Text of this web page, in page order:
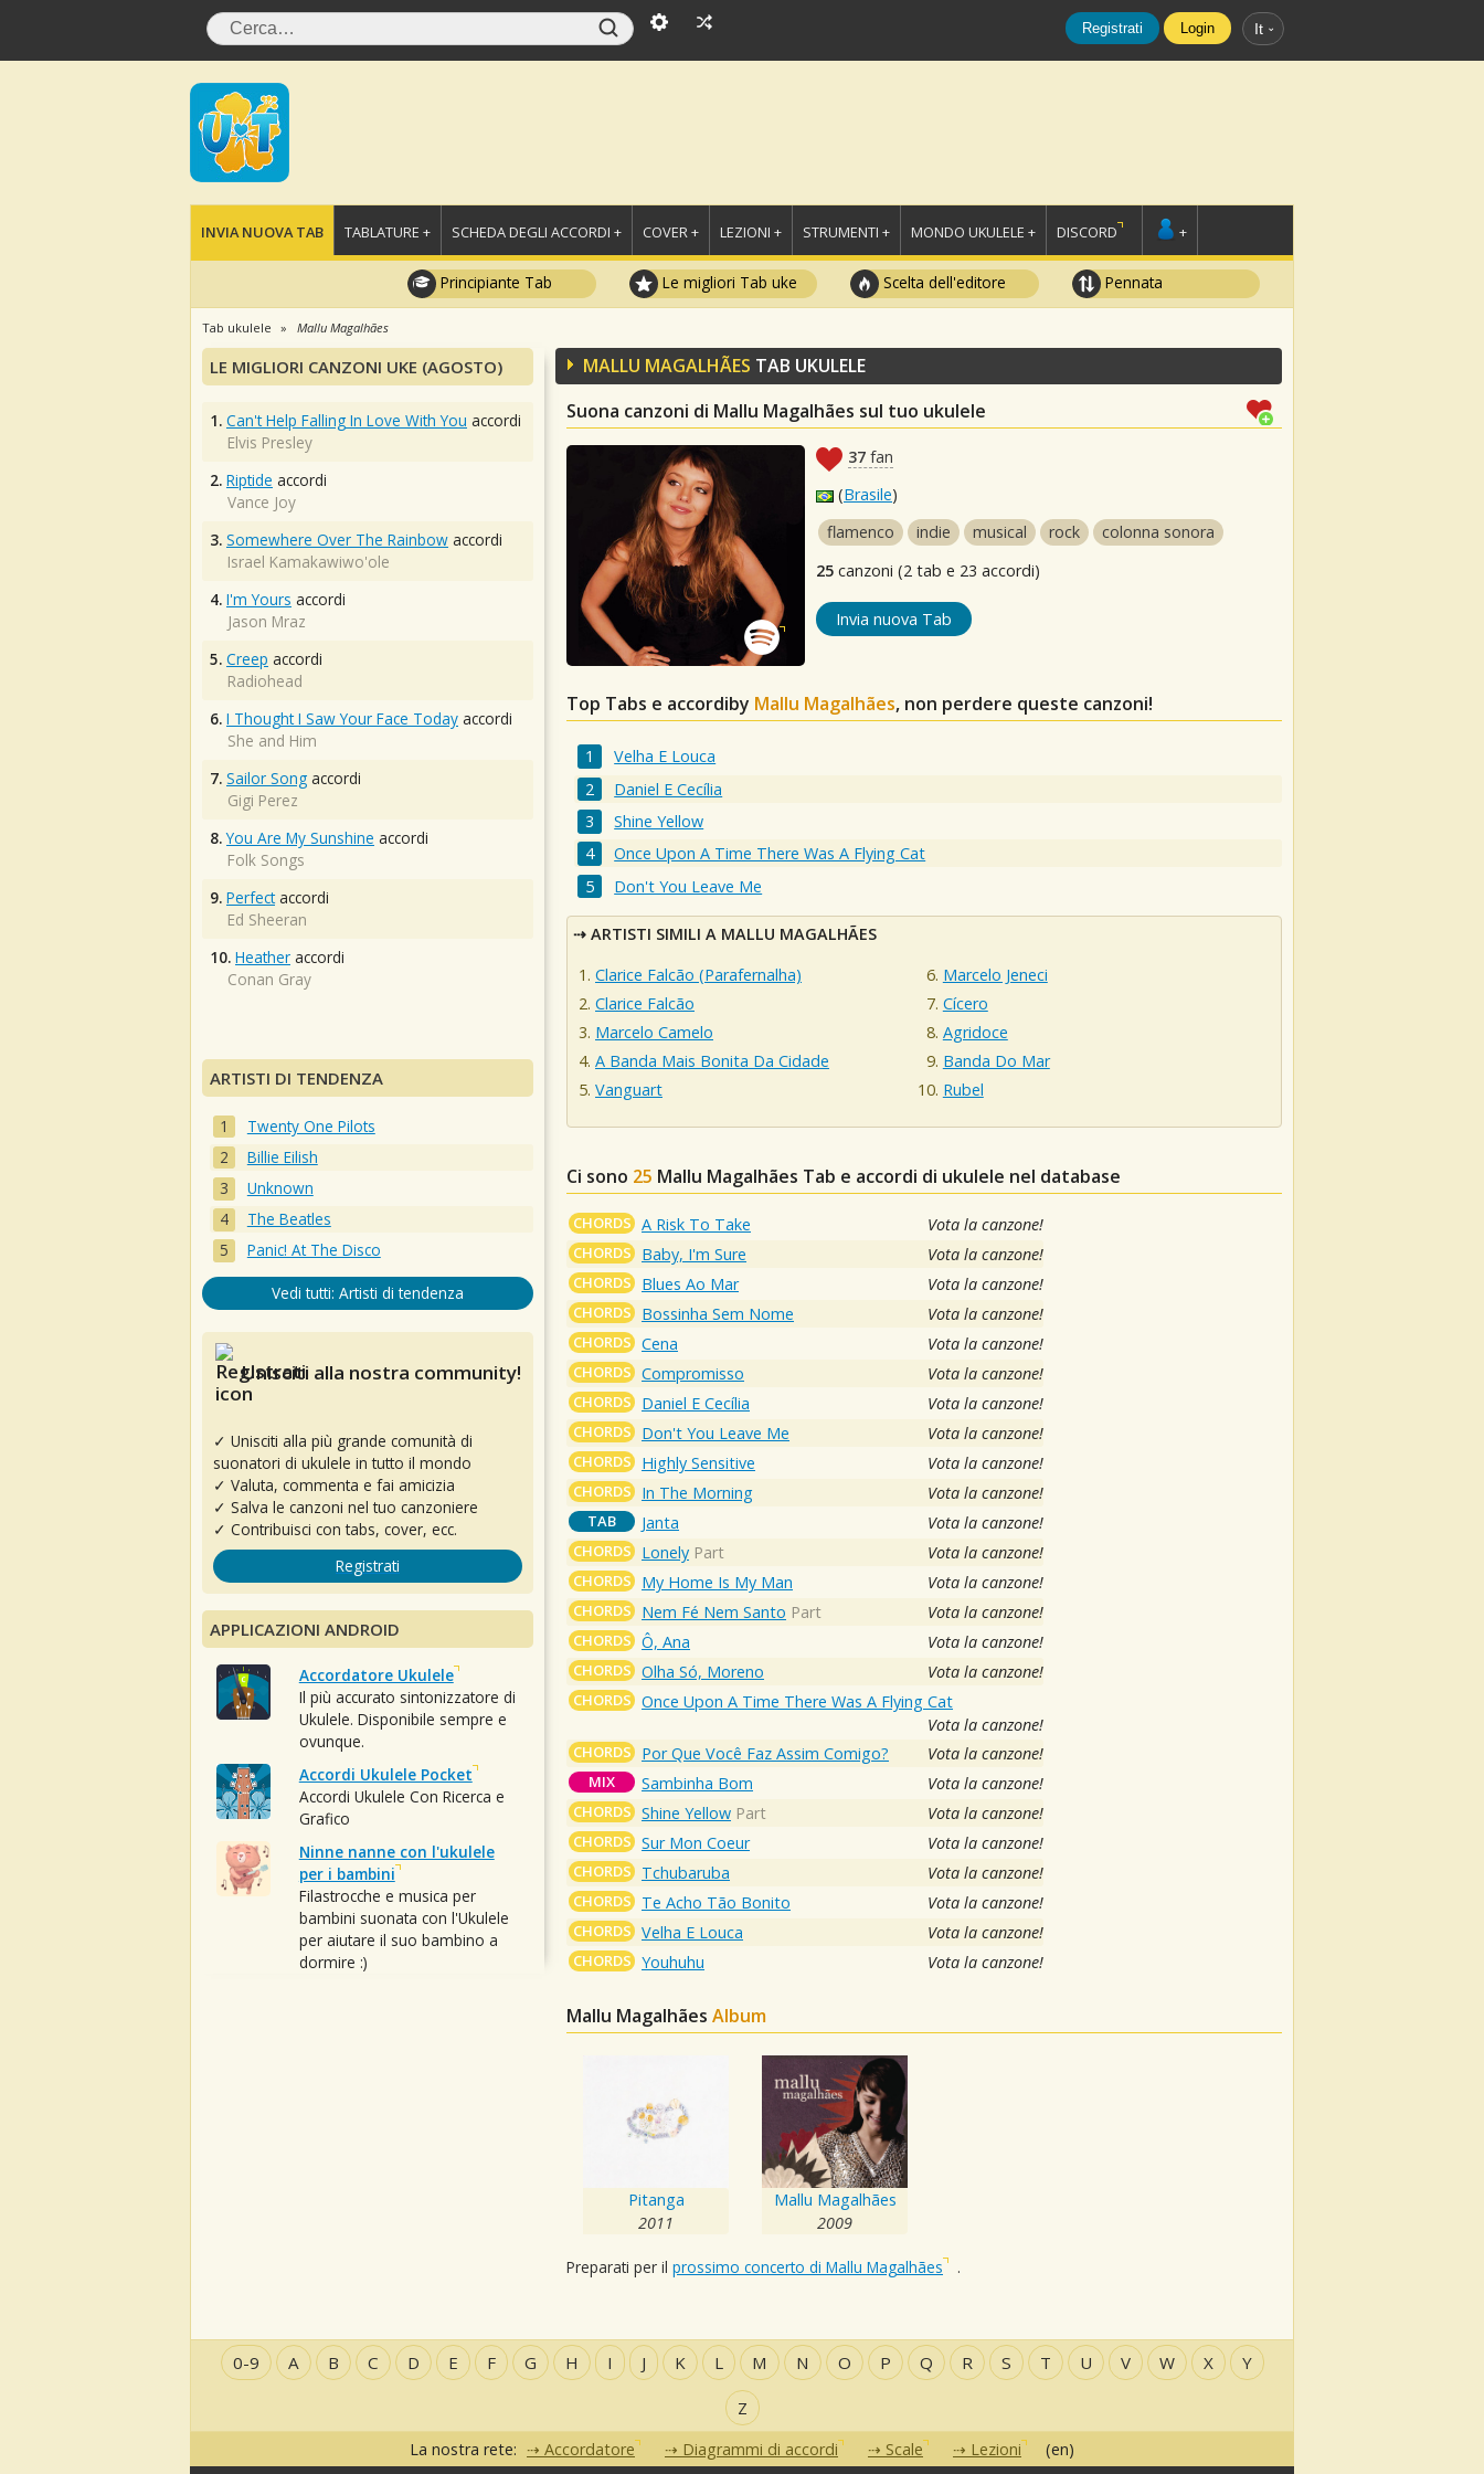
Registrati Login It
INVIA NUOVA TAB TABLATURE + SCHEDA DEGLI ACCORDI + COVER + LEZIONI + STRUMENTI + MONDO UKULELE + DISCORD +
Principiante Tab Le migliori Tab uke Scelta dell'editore Pennata
Tab ukulele Mallu Magalhães
MALLU MAGALHÃES TAB UKULELE
Suona canzoni di Mallu Magalhães sul tuo ukulele
37 fan
(Brasile)
flamenco
indie musical rock
colonna sonora
25 canzoni (2 tab e 23 accordi)
Invia nuova Tab
Top Tabs e accordiby Mallu Magalhães, non perdere queste canzoni!
Velha E Louca
Daniel E Cecília
Shine Yellow
Once Upon A Time There Was A Flying Cat
Don't You Leave Me
ARTISTI SIMILI A MALLU MAGALHÃES
Clarice Falcão (Parafernalha)
Clarice Falcão
Marcelo Camelo
A Banda Mais Bonita Da Cidade
Vanguart
Marcelo Jeneci
Cícero
Agridoce
Banda Do Mar
Rubel
Ci sono 25 Mallu Magalhães Tab e accordi di ukulele nel database
CHORDS A Risk To Take Vota la canzone!
CHORDS Baby, I'm Sure Vota la canzone!
CHORDS Blues Ao Mar Vota la canzone!
CHORDS Bossinha Sem Nome Vota la canzone!
CHORDS Cena Vota la canzone!
CHORDS Compromisso Vota la canzone!
CHORDS Daniel E Cecília Vota la canzone!
CHORDS Don't You Leave Me Vota la canzone!
CHORDS Highly Sensitive Vota la canzone!
CHORDS In The Morning Vota la canzone!
TAB Janta Vota la canzone!
CHORDS Lonely Part Vota la canzone!
CHORDS My Home Is My Man Vota la canzone!
CHORDS Nem Fé Nem Santo Part Vota la canzone!
CHORDS Ô, Ana Vota la canzone!
CHORDS Olha Só, Moreno Vota la canzone!
CHORDS Once Upon A Time There Was A Flying Cat
Vota la canzone!
CHORDS Por Que Você Faz Assim Comigo? Vota la canzone!
MIX Sambinha Bom Vota la canzone!
CHORDS Shine Yellow Part Vota la canzone!
CHORDS Sur Mon Coeur Vota la canzone!
CHORDS Tchubaruba Vota la canzone!
CHORDS Te Acho Tão Bonito Vota la canzone!
CHORDS Velha E Louca Vota la canzone!
CHORDS Youhuhu Vota la canzone!
Mallu Magalhães Album
Pitanga
2011
Mallu Magalhães
2009
Preparati per il prossimo concerto di Mallu Magalhães .
LE MIGLIORI CANZONI UKE (AGOSTO)
1. Can't Help Falling In Love With You accordi
Elvis Presley
2. Riptide accordi
Vance Joy
3. Somewhere Over The Rainbow accordi
Israel Kamakawiwo'ole
4. I'm Yours accordi
Jason Mraz
5. Creep accordi
Radiohead
6. I Thought I Saw Your Face Today accordi
She and Him
7. Sailor Song accordi
Gigi Perez
8. You Are My Sunshine accordi
Folk Songs
9. Perfectaccordi
Ed Sheeran
10. Heather accordi
Conan Gray
ARTISTI DI TENDENZA
Twenty One Pilots
Billie Eilish
Unknown
The Beatles
Panic! At The Disco
Vedi tutti: Artisti di tendenza
Unisciti alla nostra community!
✓ Unisciti alla più grande comunità di
suonatori di ukulele in tutto il mondo
✓ Valuta, commenta e fai amicizia
✓ Salva le canzoni nel tuo canzoniere
✓ Contribuisci con tabs, cover, ecc.
Registrati
APPLICAZIONI ANDROID
Accordatore Ukulele
Il più accurato sintonizzatore di
Ukulele. Disponibile sempre e
ovunque.
Accordi Ukulele Pocket
Accordi Ukulele Con Ricerca e
Grafico
Ninne nanne con l'ukulele
per i bambini
Filastrocche e musica per
bambini suonata con l'Ukulele
per aiutare il suo bambino a
dormire :)
0-9 A B C D E F G H I J K L M N O P Q R S T U V W X Y
Z
La nostra rete: Accordatore Diagrammi di accordi Scale Lezioni (en)